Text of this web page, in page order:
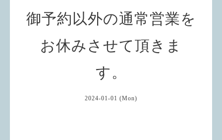
御予約以外の通常営業を
お休みさせて頂きま
す。
2024-01-01 (Mon)